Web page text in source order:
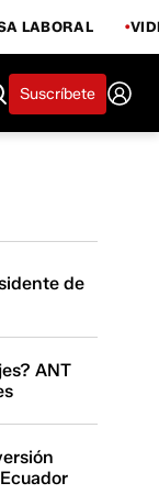
LABORAL
Suscríbete
de
ANT